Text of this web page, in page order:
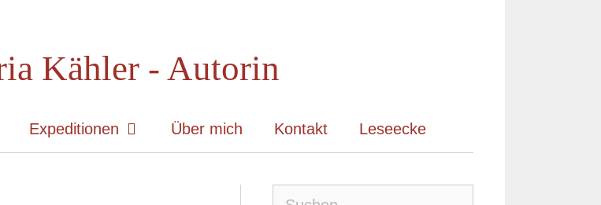
Kähler - Autorin
Expeditionen Über mich Kontakt Leseecke